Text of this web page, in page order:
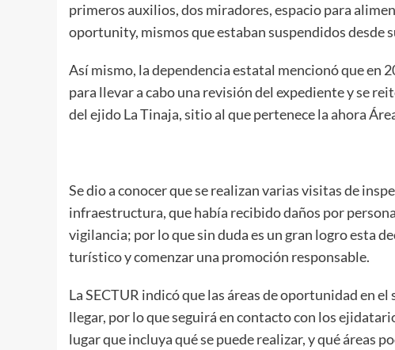
primeros auxilios, dos miradores, espacio para
oportunity, mismos que estaban suspendidos desde
Así mismo, la dependencia estatal mencionó que en
para llevar a cabo una revisión del expediente y se
del ejido La Tinaja, sitio al que pertenece la ahora
Se dio a conocer que se realizan varias visitas de
infraestructura, que había recibido daños por
vigilancia; por lo que sin duda es un gran logro esta
turístico y comenzar una promoción responsable.
La SECTUR indicó que las áreas de oportunidad en
llegar, por lo que seguirá en contacto con los
lugar que incluya qué se puede realizar, y qué áreas